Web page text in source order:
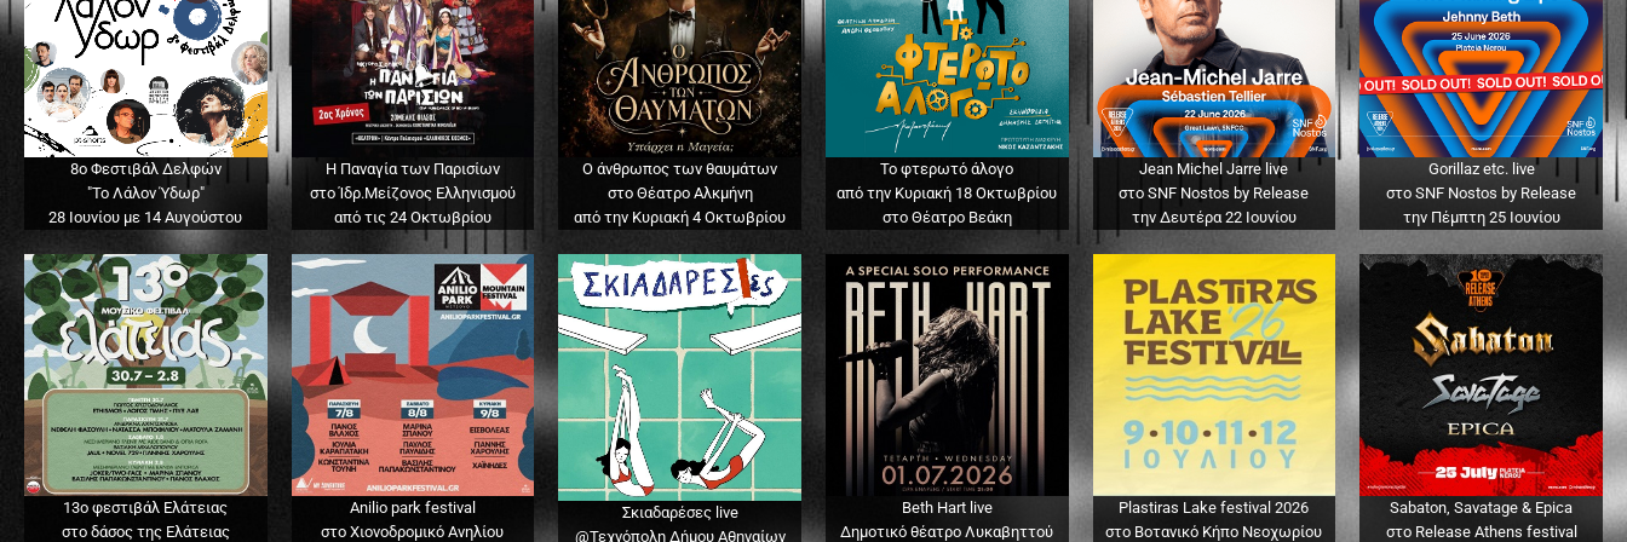
8ο Φεστιβάλ Δελφών
"Το Λάλον Ύδωρ"
28 Ιουνίου με 14 Αυγούστου
Η Παναγία των Παρισίων
στο Ίδρ.Μείζονος Ελληνισμού
από τις 24 Οκτωβρίου
Ο άνθρωπος των θαυμάτων
στο Θέατρο Αλκμήνη
από την Κυριακή 4 Οκτωβρίου
Το φτερωτό άλογο
από την Κυριακή 18 Οκτωβρίου
στο Θέατρο Βεάκη
Jean Michel Jarre live
στο SNF Nostos by Release
την Δευτέρα 22 Ιουνίου
Gorillaz etc. live
στο SNF Nostos by Release
την Πέμπτη 25 Ιουνίου
13o φεστιβάλ Ελάτειας
στο δάσος της Ελάτειας
Anilio park festival
στο Χιονοδρομικό Ανηλίου
Σκιαδαρέσες live
@Τεχνόπολη Δήμου Αθηναίων
Beth Hart live
Δημοτικό θέατρο Λυκαβηττού
Plastiras Lake festival 2026
στο Βοτανικό Κήπο Νεοχωρίου
Sabaton, Savatage & Epica
στο Release Athens festival